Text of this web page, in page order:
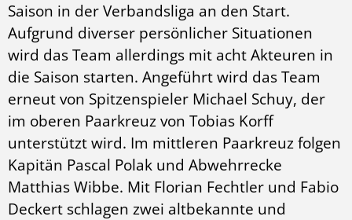
Saison in der Verbandsliga an den Start.
Aufgrund diverser persönlicher Situationen
wird das Team allerdings mit acht Akteuren in
die Saison starten. Angeführt wird das Team
erneut von Spitzenspieler Michael Schuy, der
im oberen Paarkreuz von Tobias Korff
unterstützt wird. Im mittleren Paarkreuz folgen
Kapitän Pascal Polak und Abwehrrecke
Matthias Wibbe. Mit Florian Fechtler und Fabio
Deckert schlagen zwei altbekannte und